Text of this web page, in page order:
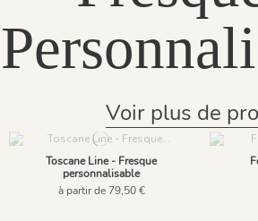
Voir plus de
Toscane Line - Fresque
personnalisable
à partir de 79,50 €